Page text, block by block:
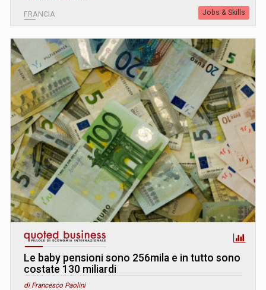
FRANCIA Jobs & Skills
Le baby pensioni sono 256mila e in tutto sono
costate 130 miliardi
di Francesco Paolini